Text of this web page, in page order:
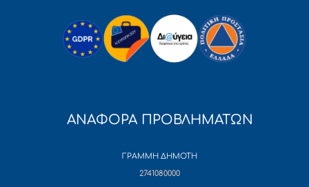
ΑΝΑΦΟΡΑ ΠΡΟΒΛΗΜΑΤΩΝ
ΓΡΑΜΜΗ ΔΗΜΟΤΗ
2741080000